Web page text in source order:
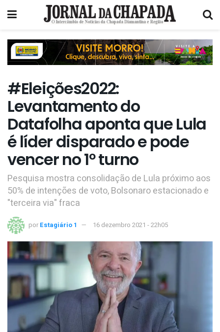
#Eleições2022:
Levantamento do
Datafolha aponta que Lula
é líder disparado e pode
vencer no 1º turno
Pesquisa mostra consolidação de Lula próximo aos
50% de intenções de voto, Bolsonaro estacionado e
"terceira via" fraca
por Estagiário 1 16 dezembro 2021 - 22h05